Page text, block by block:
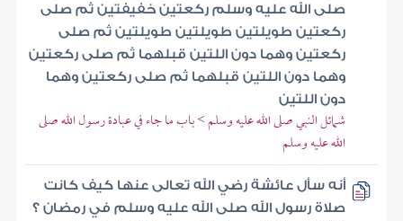
صلى الله عليه وسلم ركعتين خفيفتين ثم صلى
ركعتين طويلتين طويلتين طويلتين ثم صلى
ركعتين وهما دون اللتين قبلهما ثم صلى ركعتين
وهما دون اللتين قبلهما ثم صلى ركعتين وهما
دون اللتين
شمائل النبي صلى الله عليه وسلم > باب ما جاء في عبادة رسول الله صلى
الله عليه وسلم
أنه سأل عائشة رضي الله تعالى عنها كيف كانت
صلاة رسول الله صلى الله عليه وسلم في رمضان ؟